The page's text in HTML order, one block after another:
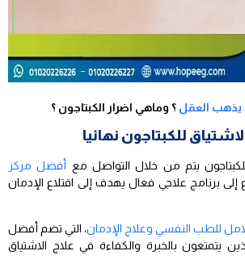
يذهب العقل ؟ وماهي اضرار الكبتاجون ؟
للكبتاجون نهائيا
يتم من خلال التواصل مع أفضل مركز
إلى برنامج علاجي فعال يهدف إلى اقتلاع الإدمان
للطب النفسي وعلاج الإدمان، التي تضم أفضل
يتمتعون بالخبرة والكفاءة في علاج الاشتياق